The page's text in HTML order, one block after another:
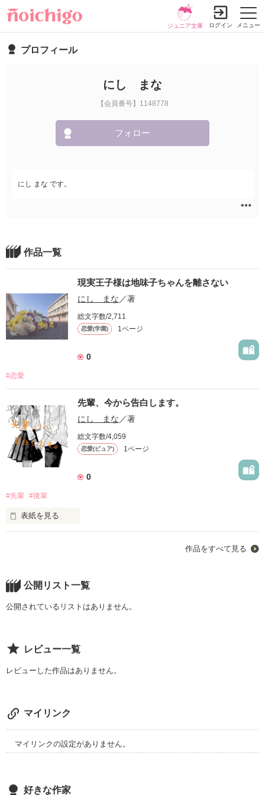
メニュー
ジュニア文庫 ログイン
プロフィール
にし まな
【会員番号】1148778
フォロー
にし まな です。
作品一覧
現実王子様は地味子ちゃんを離さない
にし まな ／著
総文字数/2,711
恋愛(学園) 1ページ
0
#恋愛
先輩、今から告白します。
にし まな ／著
総文字数/4,059
恋愛(ピュア) 1ページ
0
#先輩 #後輩
表紙を見る
作品をすべて見る
公開リスト一覧
公開されているリストはありません。
レビュー一覧
レビューした作品はありません。
マイリンク
マイリンクの設定がありません。
好きな作家